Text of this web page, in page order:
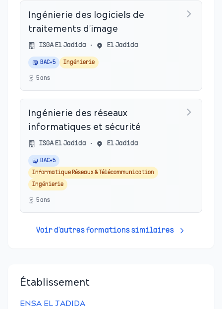
Ingénierie des logiciels de
traitements d'image
ISGA El Jadida • El Jadida
BAC+5 Ingénierie
5ans
Ingénierie des réseaux
informatiques et sécurité
ISGA El Jadida • El Jadida
BAC+5
Informatique Réseaux & Télécommunication
Ingénierie
5ans
Voir d'autres formations similaires
Établissement
ENSA EL JADIDA